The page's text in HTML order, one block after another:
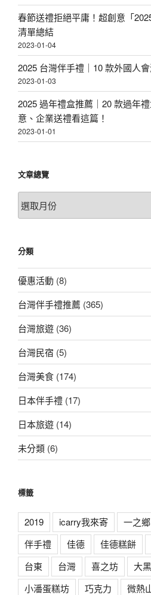
春節送禮拒絕平庸！超創意「
清單總結
2023-01-04
2025 台灣伴手禮｜10 款外國人
2023-01-03
2025 過年禮盒推薦｜20 款過年
意、企業送禮看這篇！
2023-01-01
文章總覽
文
章
分類
優惠活動 (8)
台灣伴手禮推薦 (365)
台灣旅遊 (36)
台灣民宿 (5)
台灣美食 (174)
日本伴手禮 (17)
日本旅遊 (14)
未分類 (6)
標籤
2019 icarry我來寄 一之鄉
伴手禮
佳德 佳德糕餅
台東
台灣 喜之坊 大
小潘蛋糕坊
巧克力 微熱